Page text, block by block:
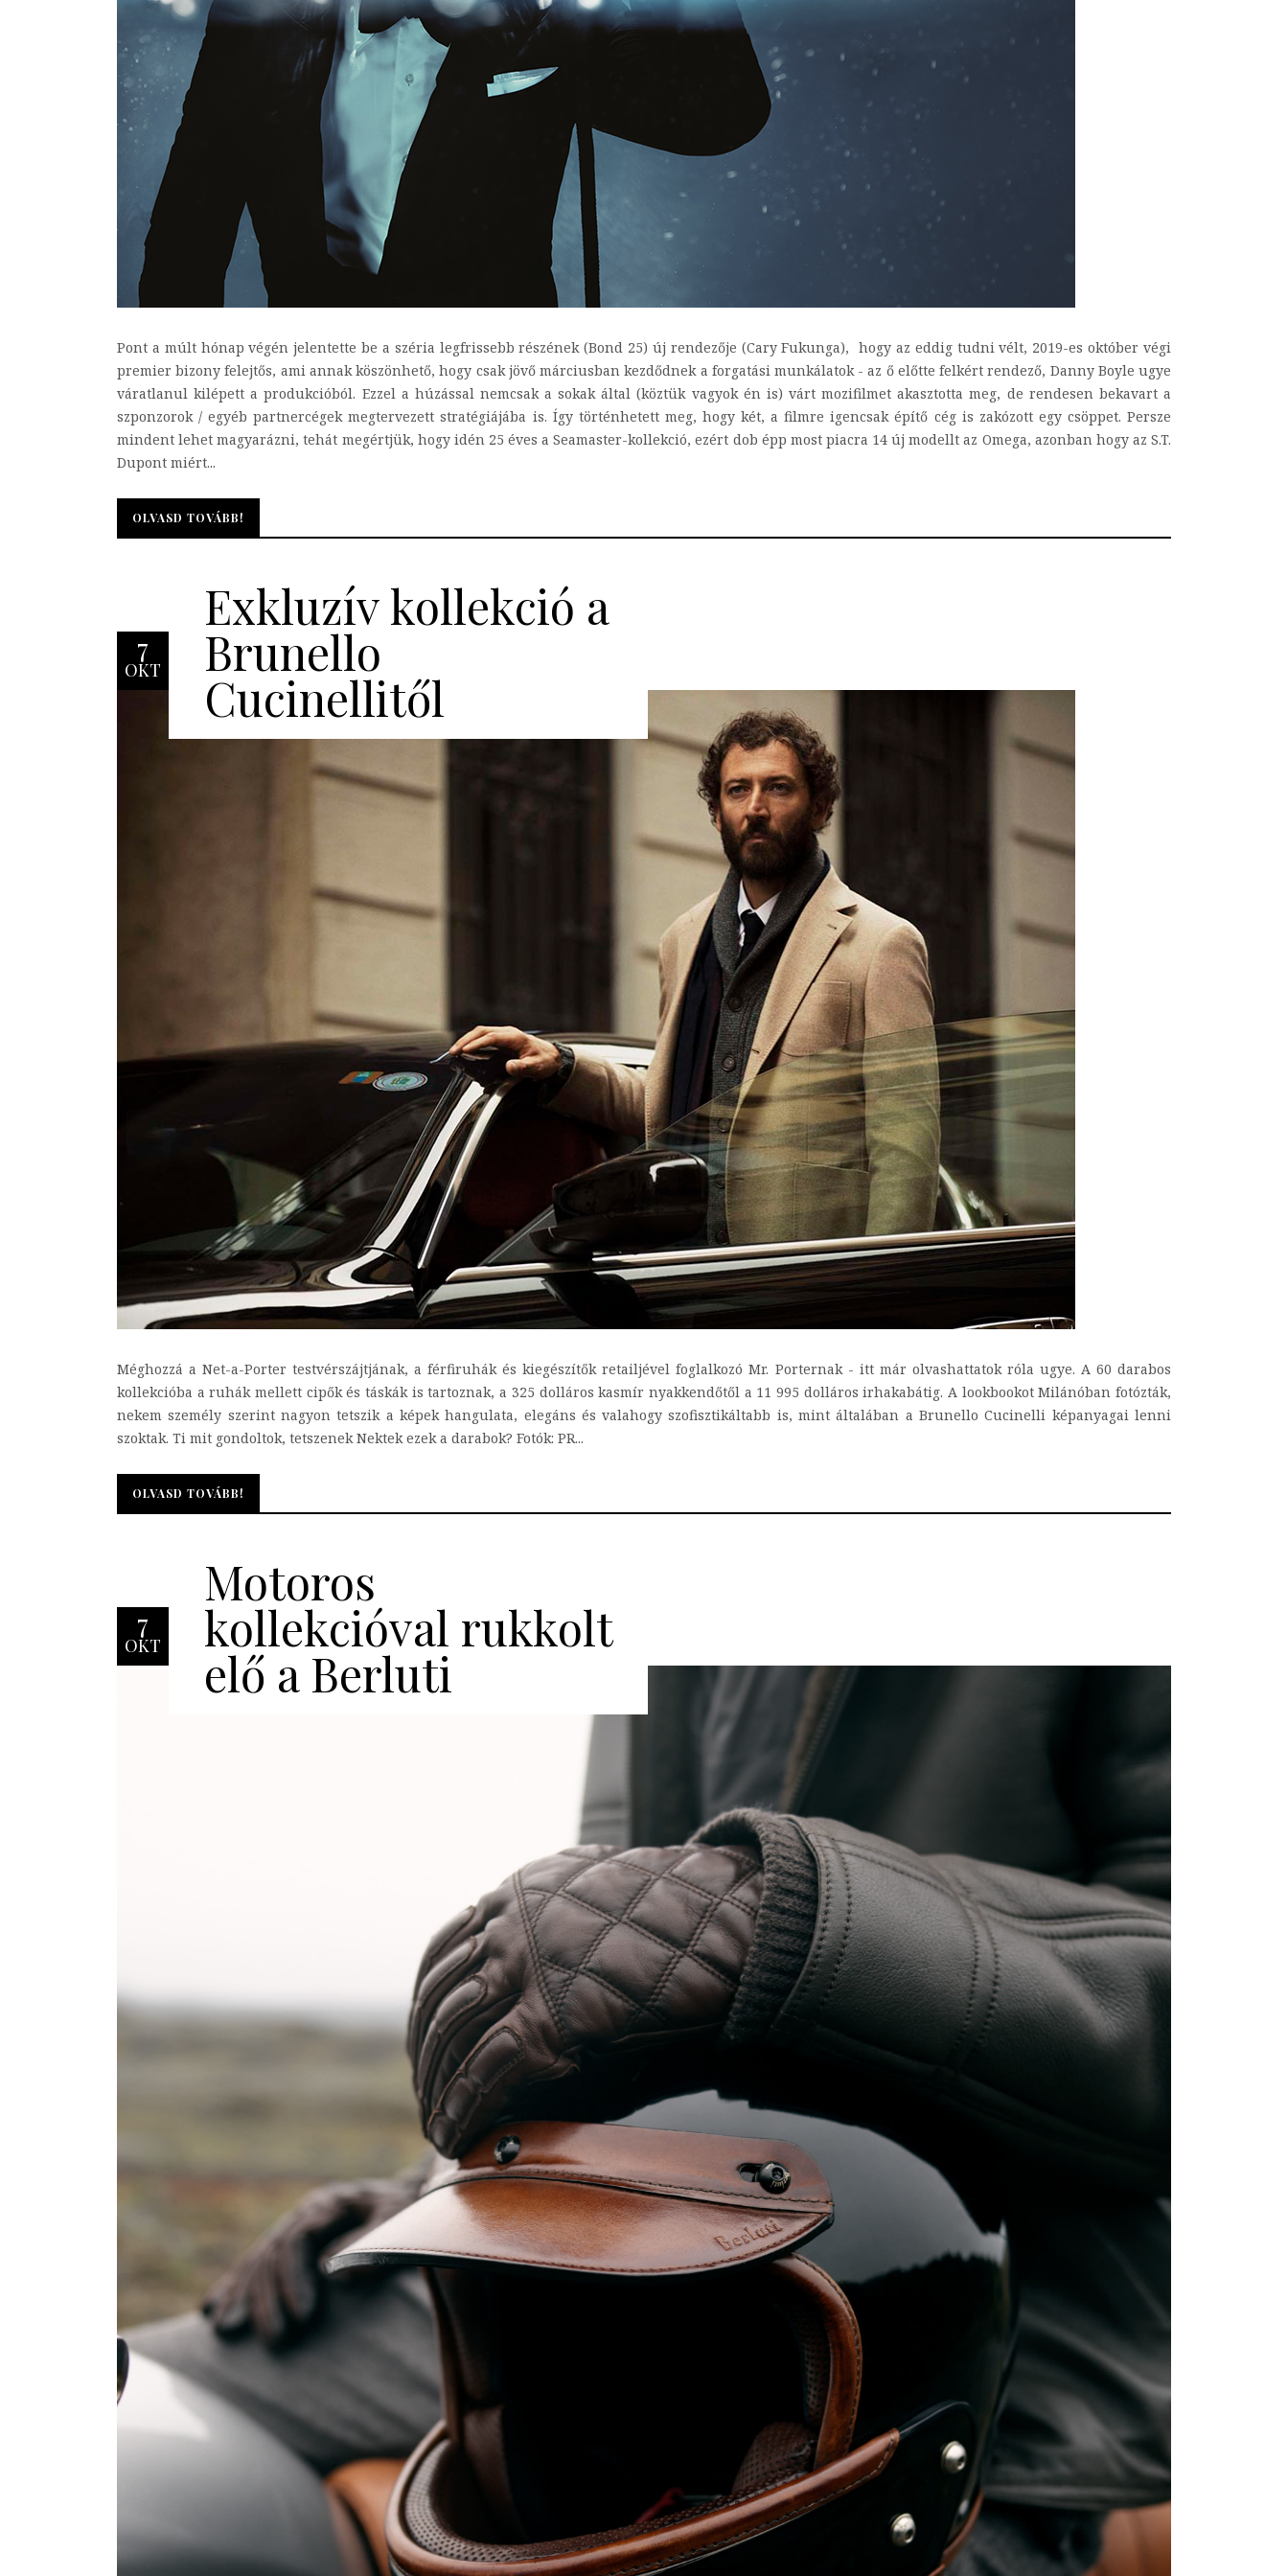
Pont a múlt hónap végén jelentette be a széria legfrissebb részének (Bond 25) új rendezője (Cary Fukunga), hogy az eddig tudni vélt, 2019-es október végi
premier bizony felejtős, ami annak köszönhető, hogy csak jövő márciusban kezdődnek a forgatási munkálatok - az ő előtte felkért rendező, Danny Boyle ugye
váratlanul kilépett a produkcióból. Ezzel a húzással nemcsak a sokak által (köztük vagyok én is) várt mozifilmet akasztotta meg, de rendesen bekavart a
szponzorok / egyéb partnercégek megtervezett stratégiájába is. Így történhetett meg, hogy két, a filmre igencsak építő cég is zakózott egy csöppet. Persze
mindent lehet magyarázni, tehát megértjük, hogy idén 25 éves a Seamaster-kollekció, ezért dob épp most piacra 14 új modellt az Omega, azonban hogy az S.T.
Dupont miért...
OLVASD TOVÁBB!
OLVASD TOVÁBB!
7
OKT
Exkluzív kollekció a
Brunello
Cucinellitől
Méghozzá a Net-a-Porter testvérszájtjának, a férfiruhák és kiegészítők retailjével foglalkozó Mr. Porternak - itt már olvashattatok róla ugye. A 60 darabos
kollekcióba a ruhák mellett cipők és táskák is tartoznak, a 325 dolláros kasmír nyakkendőtől a 11 995 dolláros irhakabátig. A lookbookot Milánóban fotózták,
nekem személy szerint nagyon tetszik a képek hangulata, elegáns és valahogy szofisztikáltabb is, mint általában a Brunello Cucinelli képanyagai lenni
szoktak. Ti mit gondoltok, tetszenek Nektek ezek a darabok? Fotók: PR...
OLVASD TOVÁBB!
OLVASD TOVÁBB!
7
OKT
Motoros
kollekcióval rukkolt
elő a Berluti